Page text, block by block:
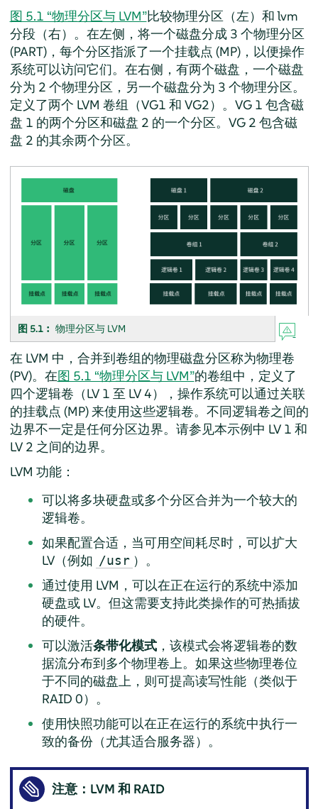
图 5.1 “物理分区与 LVM”比较物理分区（左）和 lvm
分段（右）。在左侧，将一个磁盘分成 3 个物理分区
(PART)，每个分区指派了一个挂载点 (MP)，以便操作
系统可以访问它们。在右侧，有两个磁盘，一个磁盘
分为 2 个物理分区，另一个磁盘分为 3 个物理分区。
定义了两个 LVM 卷组（VG1 和 VG2）。VG 1 包含磁
盘 1 的两个分区和磁盘 2 的一个分区。VG 2 包含磁
盘 2 的其余两个分区。
图 5.1︰ 物理分区与 LVM
在 LVM 中，合并到卷组的物理磁盘分区称为物理卷
(PV)。在图 5.1 “物理分区与 LVM”的卷组中，定义了
四个逻辑卷（LV 1 至 LV 4），操作系统可以通过关联
的挂载点 (MP) 来使用这些逻辑卷。不同逻辑卷之间的
边界不一定是任何分区边界。请参见本示例中 LV 1 和
LV 2 之间的边界。
LVM 功能：
可以将多块硬盘或多个分区合并为一个较大的
逻辑卷。
如果配置合适，当可用空间耗尽时，可以扩大
LV（例如 /usr ）。
通过使用 LVM，可以在正在运行的系统中添加
硬盘或 LV。但这需要支持此类操作的可热插拔
的硬件。
可以激活条带化模式，该模式会将逻辑卷的数
据流分布到多个物理卷上。如果这些物理卷位
于不同的磁盘上，则可提高读写性能（类似于
RAID 0）。
使用快照功能可以在正在运行的系统中执行一
致的备份（尤其适合服务器）。
注意：LVM 和 RAID